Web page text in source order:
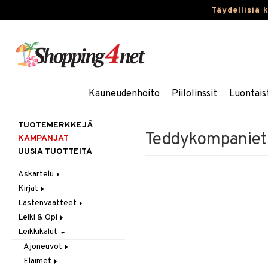
Täydellisiä
Kauneudenhoito Piilolinssit
TUOTEMERKKEJÄ
KAMPANJAT
UUSIA TUOTTEITA
Askartelu
Askartelumateriaalit
Askartelusetti
Helmet
Koulutarvikkeet
Muovailuvaha
Piirrä ja maalaa
Kirjat
Askartelukirjat
Maalauskirjat
Päiväkirjat
Lastenvaatteet
Alaosat
Leggingsit
Alusvaatteet & Sukat
Kengät
Mekot
Leiki & Opi
Opetuslelut
Oppimispelit
Soittimet
Leikkikalut
Ajoneuvot
Autoradat
Eläimet